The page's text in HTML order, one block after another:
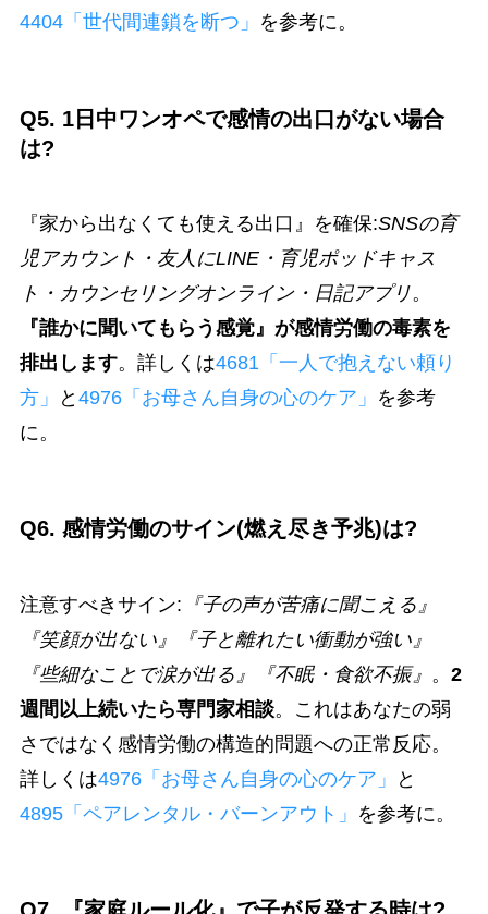
4404「世代間連鎖を断つ」 を参考に。
Q5. 1日中ワンオペで感情の出口がない場合
は?
『家から出なくても使える出口』を確保:SNSの育
児アカウント・友人にLINE・育児ポッドキャス
ト・カウンセリングオンライン・日記アプリ。
『誰かに聞いてもらう感覚』が感情労働の毒素を
排出します。詳しくは4681「一人で抱えない頼り
方」
と 4976「お母さん自身の心のケア」 を参考
に。
Q6. 感情労働のサイン(燃え尽き予兆)は?
注意すべきサイン: 『子の声が苦痛に聞こえる』
『笑顔が出ない』『子と離れたい衝動が強い』
『些細なことで涙が出る』『不眠・食欲不振』 。 2
週間以上続いたら専門家相談。これはあなたの弱
さではなく感情労働の構造的問題への正常反応。
詳しくは4976「お母さん自身の心のケア」
と
4895「ペアレンタル・バーンアウト」 を参考に。